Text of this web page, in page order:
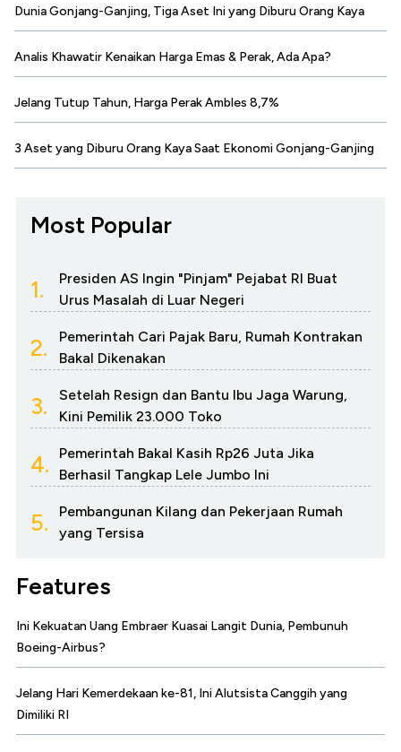
Dunia Gonjang-Ganjing, Tiga Aset Ini yang Diburu Orang Kaya
Analis Khawatir Kenaikan Harga Emas & Perak, Ada Apa?
Jelang Tutup Tahun, Harga Perak Ambles 8,7%
3 Aset yang Diburu Orang Kaya Saat Ekonomi Gonjang-Ganjing
Most Popular
1.
Presiden AS Ingin "Pinjam" Pejabat RI Buat
Urus Masalah di Luar Negeri
2.
Pemerintah Cari Pajak Baru, Rumah Kontrakan
Bakal Dikenakan
3.
Setelah Resign dan Bantu Ibu Jaga Warung,
Kini Pemilik 23.000 Toko
4.
Pemerintah Bakal Kasih Rp26 Juta Jika
Berhasil Tangkap Lele Jumbo Ini
5.
Pembangunan Kilang dan Pekerjaan Rumah
yang Tersisa
Features
Ini Kekuatan Uang Embraer Kuasai Langit Dunia, Pembunuh
Boeing-Airbus?
Jelang Hari Kemerdekaan ke-81, Ini Alutsista Canggih yang
Dimiliki RI